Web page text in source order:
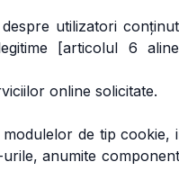
utilizatori
[articolul 6
online solicitate.
de tip cookie,
anumite